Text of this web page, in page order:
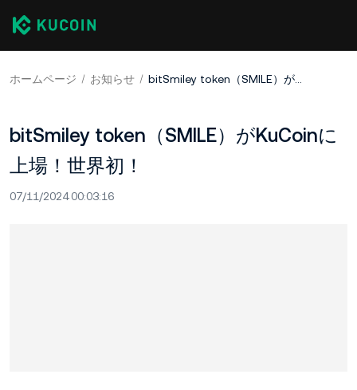
ホームページ お知らせ bitSmiley token（SMILE）がKuCoinに上場！世界初！
bitSmiley token（SMILE）がKuCoinに
上場！世界初！
07/11/2024 00:03:16